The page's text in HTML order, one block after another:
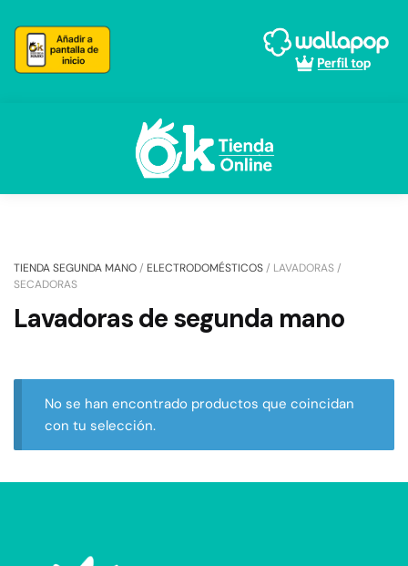
navigation
content
TIENDA SEGUNDA MANO/ ELECTRODOMÉSTICOS/ LAVADORAS /
SECADORAS
Lavadoras de segunda mano
No se han encontrado productos que coincidan
con tu selección.